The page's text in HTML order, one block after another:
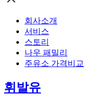
회사소개
서비스
스토리
나우 패밀리
주유소 가격비교
휘발유